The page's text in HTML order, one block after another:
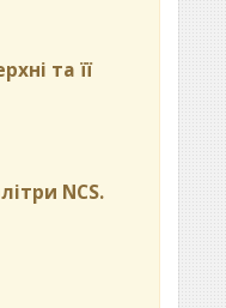
та її
NCS.